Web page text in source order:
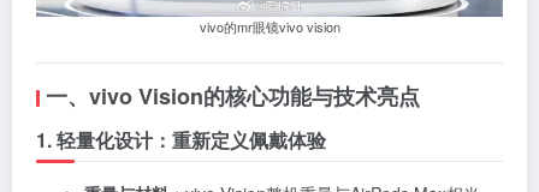
vivo的mr眼镜vivo vision
一、vivo Vision的核心功能与技术亮点
1. 轻量化设计：重新定义佩戴体验